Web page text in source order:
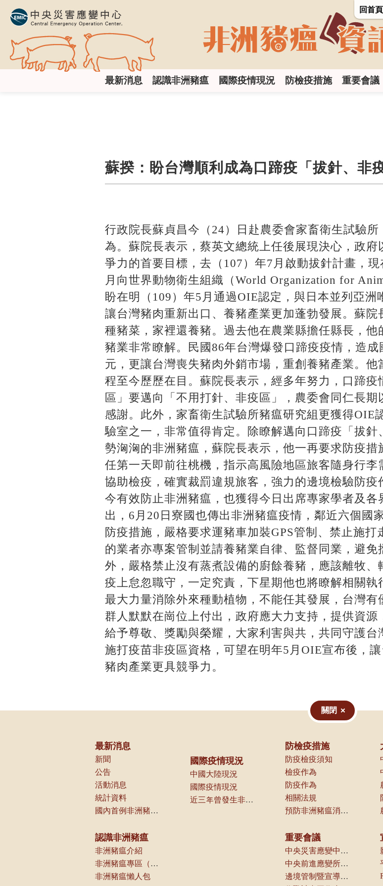
回首頁
最新消息 認識非洲豬瘟 國際疫情現況 防檢疫措施 重要會議
蘇揆：盼台灣順利成為口蹄疫「拔針、非
行政院長蘇貞昌今（24）日赴農委會家畜衛生試驗
為。蘇院長表示，蔡英文總統上任後展現決心，政
爭力的首要目標，去（107）年7月啟動拔針計畫，
月向世界動物衛生組織（World Organization for
盼在明（109）年5月通過OIE認定，與日本並列亞洲
讓台灣豬肉重新出口、養豬產業更加蓬勃發展。蘇
種豬菜，家裡還養豬。過去他在農業縣擔任縣長，
豬業非常瞭解。民國86年台灣爆發口蹄疫疫情，造
元，更讓台灣喪失豬肉外銷市場，重創養豬產業。
程至今歷歷在目。蘇院長表示，經多年努力，口蹄
區」要邁向「不用打針、非疫區」，農委會同仁長
感謝。此外，家畜衛生試驗所豬瘟研究組更獲得OIE
驗室之一，非常值得肯定。除瞭解邁向口蹄疫「拔
勢洶洶的非洲豬瘟，蘇院長表示，他一再要求防疫
任第一天即前往桃機，指示高風險地區旅客隨身行
協助檢疫，確實裁罰違規旅客，強力的邊境檢驗防
今有效防止非洲豬瘟，也獲得今日出席專家學者及
出，6月20日寮國也傳出非洲豬瘟疫情，鄰近六個國
防疫措施，嚴格要求運豬車加裝GPS管制、禁止施
的業者亦專案管制並請養豬業自律、監督同業，避
外，嚴格禁止沒有蒸煮設備的廚餘養豬，應該離牧
疫上怠忽職守，一定究責，下星期他也將瞭解相關
最大力量消除外來種動植物，不能任其發展，台灣
群人默默在崗位上付出，政府應大力支持，提供資
給予尊敬、獎勵與榮耀，大家利害與共，共同守護
施打疫苗非疫區資格，可望在明年5月OIE宣布後，
豬肉產業更具競爭力。
關閉
最新消息
新聞
公告
活動消息
統計資料
國內首例非洲豬瘟案例相關資訊
認識非洲豬瘟
非洲豬瘟介紹
非洲豬瘟專區（農業部獸醫研究所）
非洲豬瘟懶人包
國際疫情現況
中國大陸現況
國際疫情現況
近三年曾發生非洲豬瘟之國家（地區）一覽
防檢疫措施
防疫檢疫須知
檢疫作為
防疫作為
相關法規
預防非洲豬瘟消毒方式及可選用消毒劑種類
重要會議
中央災害應變中心會議
中央前進應變所會議
邊境管制暨宣導組會議